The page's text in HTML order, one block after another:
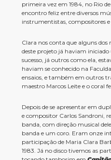
primeira vez em 1984, no Rio
encontro feliz entre diversos
instrumentistas, compositores e
Clara nos conta que alguns
deste projeto já haviam
sucesso, já outros como ela,
haviam se conhecido na
ensaios, e também em outros
maestro Marcos Leite e o coral
Depois de se apresentar em
e compositor Carlos Sandroni,
banda, com direção musical
banda e um coro. Eram onze
participação de Maria Clara
1983. Já no disco tivemos as